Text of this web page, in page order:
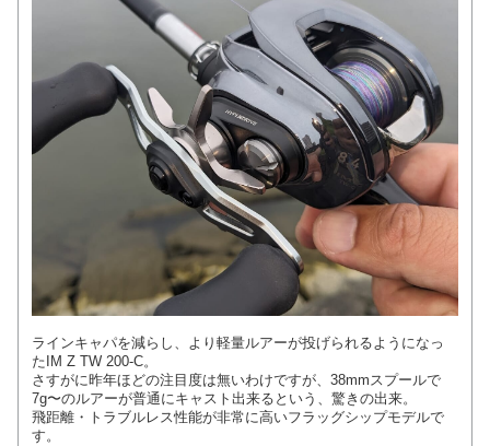
ラインキャパを減らし、より軽量ルアーが投げられるようになっ
たIM Z TW 200-C。
さすがに昨年ほどの注目度は無いわけですが、38mmスプールで
7g〜のルアーが普通にキャスト出来るという、驚きの出来。
飛距離・トラブルレス性能が非常に高いフラッグシップモデルで
す。